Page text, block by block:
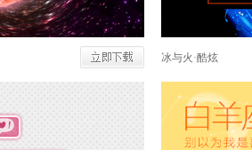
冰与火·酷炫